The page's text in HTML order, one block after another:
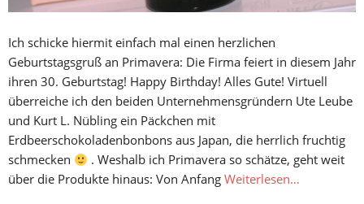
Ich schicke hiermit einfach mal einen herzlichen
Geburtstagsgruß an Primavera: Die Firma feiert in diesem Jahr
ihren 30. Geburtstag! Happy Birthday! Alles Gute! Virtuell
überreiche ich den beiden Unternehmensgründern Ute Leube
und Kurt L. Nübling ein Päckchen mit
Erdbeerschokoladenbonbons aus Japan, die herrlich fruchtig
schmecken
. Weshalb ich Primavera so schätze, geht weit
über die Produkte hinaus: Von Anfang Weiterlesen…